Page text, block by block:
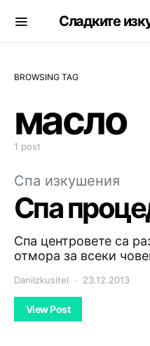
Сладките
BROWSING TAG
масло
1 post
Спа изкушения
Спа
Спа центровете са
отмора за всеки
DaniIzkusitel 23.12.2013
View Post